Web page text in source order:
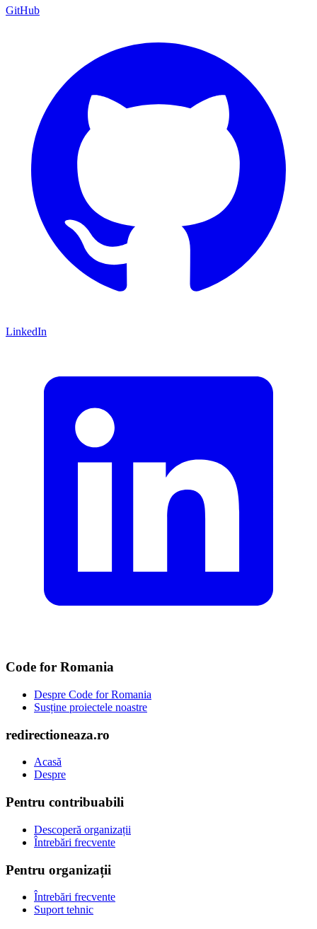
GitHub
LinkedIn
Code for Romania
Despre Code for Romania
Susține proiectele noastre
redirectioneaza.ro
Acasă
Despre
Pentru contribuabili
Descoperă organizații
Întrebări frecvente
Pentru organizații
Întrebări frecvente
Suport tehnic